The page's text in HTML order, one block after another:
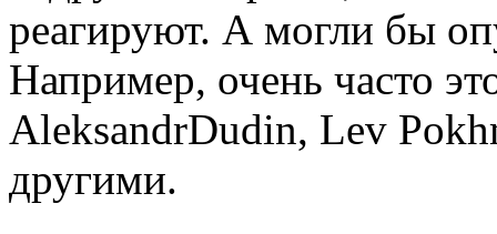
реагируют. А могли бы
Например, очень часто
AleksandrDudin, Lev
другими.